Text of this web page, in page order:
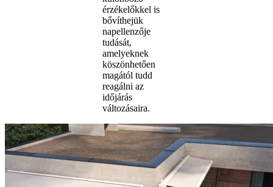
érzékelőkkel is
bővíthejük
napellenzője
tudását,
amelyeknek
köszönhetően
magától tudd
reagálni az
időjárás
változásaira.